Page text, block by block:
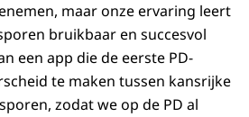
maar onze ervaring leert
bruikbaar en succesvol
een app die de eerste PD-
te maken tussen kansrijke
zodat we op de PD al